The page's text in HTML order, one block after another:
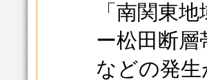
「南関東
ー松田断
などの発